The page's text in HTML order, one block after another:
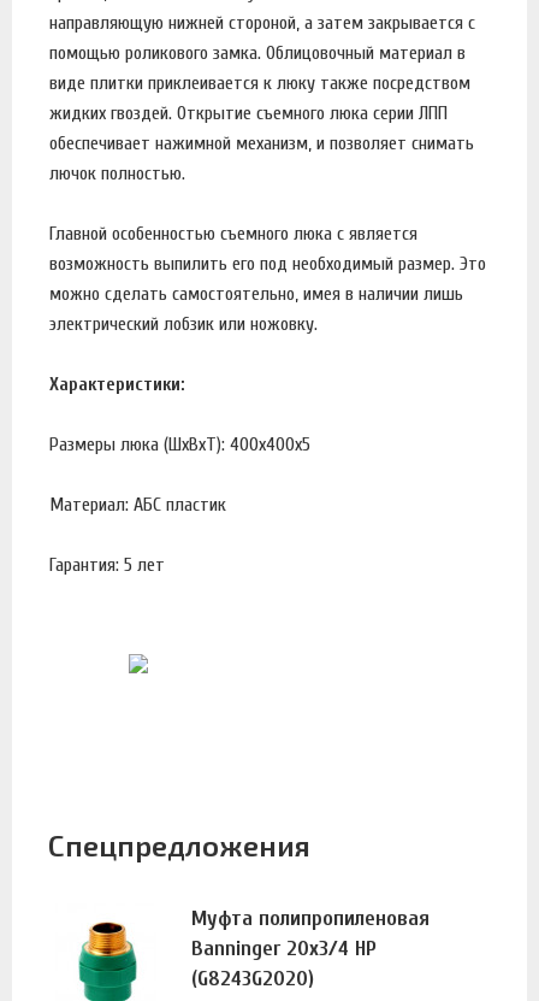
направляющую нижней стороной, а затем закрывается с
помощью роликового замка. Облицовочный материал в
виде плитки приклеивается к люку также посредством
жидких гвоздей. Открытие съемного люка серии ЛПП
обеспечивает нажимной механизм, и позволяет снимать
лючок полностью.
Главной особенностью съемного люка с является
возможность выпилить его под необходимый размер. Это
можно сделать самостоятельно, имея в наличии лишь
электрический лобзик или ножовку.
Характеристики:
Размеры люка (ШхВхТ): 400х400х5
Материал: АБС пластик
Гарантия: 5 лет
Спецпредложения
Муфта полипропиленовая
Banninger 20х3/4 НР
(G8243G2020)